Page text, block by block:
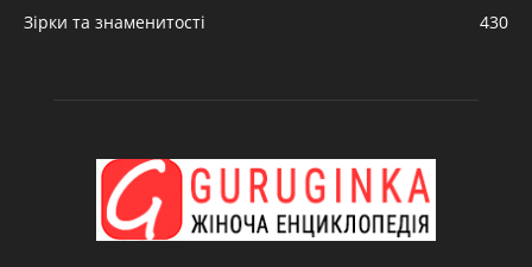
Зірки та знаменитості
430